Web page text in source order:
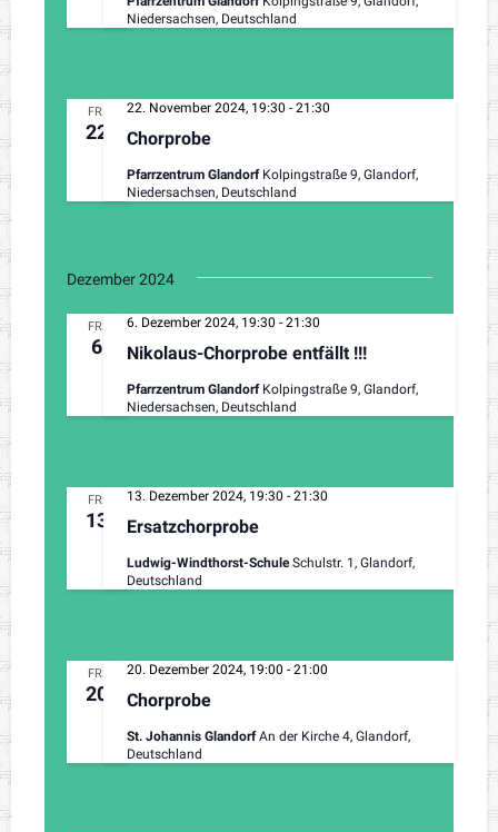
Niedersachsen, Deutschland
FR.
22 Chorprobe
22. November 2024, 19:30 - 21:30
Pfarrzentrum Glandorf Kolpingstraße 9, Glandorf,
Niedersachsen, Deutschland
Dezember 2024
FR.
6 Nikolaus-Chorprobe entfällt !!!
6. Dezember 2024, 19:30 - 21:30
Pfarrzentrum Glandorf Kolpingstraße 9, Glandorf,
Niedersachsen, Deutschland
FR.
13 Ersatzchorprobe
13. Dezember 2024, 19:30 - 21:30
Ludwig-Windthorst-SchuleSchulstr. 1, Glandorf,
Deutschland
FR.
20 Chorprobe
20. Dezember 2024, 19:00 - 21:00
St. Johannis GlandorfAn der Kirche 4, Glandorf,
Deutschland